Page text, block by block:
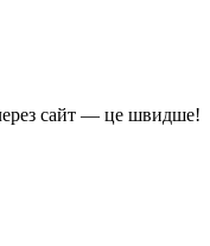
сайт — це швидше!